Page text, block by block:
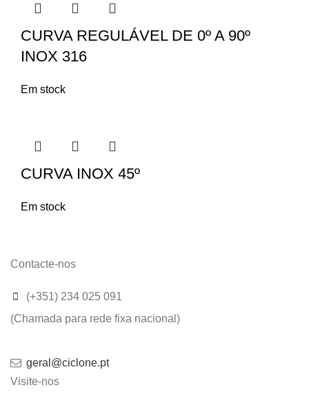
CURVA REGULÁVEL DE 0º A 90º
INOX 316
Em stock
CURVA INOX 45º
Em stock
Contacte-nos
(+351) 234 025 091
(Chamada para rede fixa nacional)
geral@ciclone.pt
Visite-nos